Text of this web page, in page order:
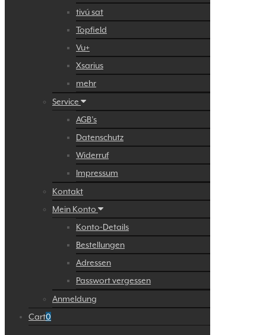
tivú sat
Topfield
Vu+
Xsarius
mehr
Service
AGB’s
Datenschutz
Widerruf
Impressum
Kontakt
Mein Konto
Konto-Details
Bestellungen
Adressen
Passwort vergessen
Anmeldung
Cart0